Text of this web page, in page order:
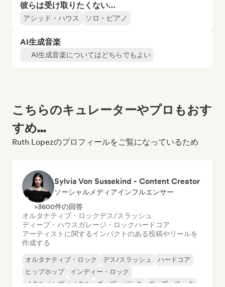
彼らは受け取りたくない…
アシッド・ハウス ソロ・ピアノ
AI生成音楽
AI生成音楽についてはどちらでもよい
こちらのキュレーターやプロもおす
すめ...
Ruth Lopezのプロフィールをご覧になっているため
Sylvia Von Sussekind - Content Creator
ソーシャルメディアインフルエンサー
>3600件の回答
オルタナティブ・ロックデス/スラッシュ
ディープ・ハウスガレージ・ロックハードコア
アーティストに関するインパクトのある投稿やリールを
作成する
オルタナティブ・ロック デス/スラッシュ
ハードコア
ヒップホップ
インディー・ロック
メタル／ヘヴィメタル
ポップ・パンク ポップ・ロック